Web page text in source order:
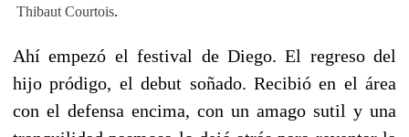
Thibaut Courtois.
Ahí empezó el festival de Diego. El regreso del
hijo pródigo, el debut soñado. Recibió en el área
con el defensa encima, con un amago sutil y una